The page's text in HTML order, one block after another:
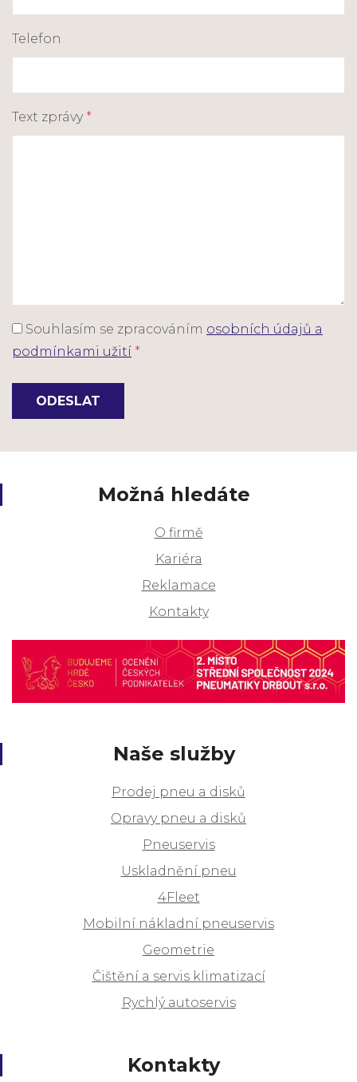
Telefon
Text zprávy *
Souhlasím se zpracováním osobních údajů a
podmínkami užití *
ODESLAT
Možná hledáte
O firmě
Kariéra
Reklamace
Kontakty
Naše služby
Prodej pneu a disků
Opravy pneu a disků
Pneuservis
Uskladnění pneu
4Fleet
Mobilní nákladní pneuservis
Geometrie
Čištění a servis klimatizací
Rychlý autoservis
Kontakty